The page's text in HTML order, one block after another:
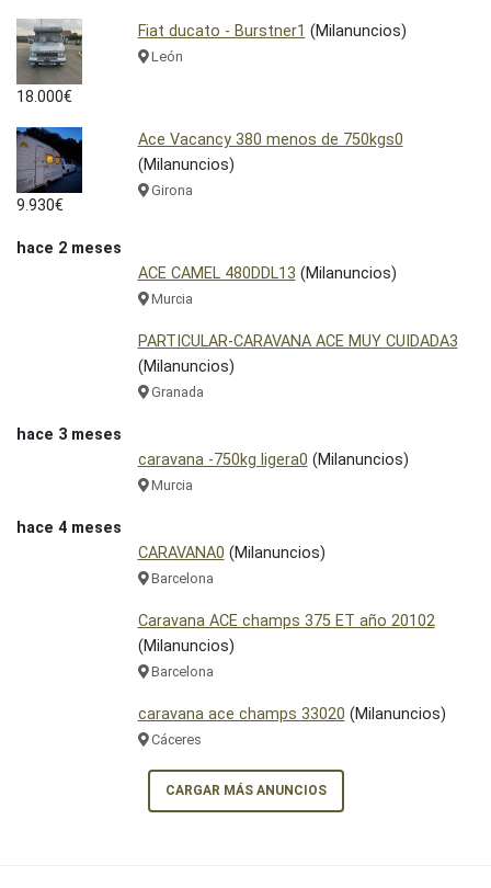
18.000€
Fiat ducato - Burstner1 (Milanuncios)
León
9.930€
Ace Vacancy 380 menos de 750kgs0
(Milanuncios)
Girona
hace 2 meses
ACE CAMEL 480DDL13 (Milanuncios)
Murcia
PARTICULAR-CARAVANA ACE MUY CUIDADA3
(Milanuncios)
Granada
hace 3 meses
caravana -750kg ligera0 (Milanuncios)
Murcia
hace 4 meses
CARAVANA0 (Milanuncios)
Barcelona
Caravana ACE champs 375 ET año 20102
(Milanuncios)
Barcelona
caravana ace champs 33020 (Milanuncios)
Cáceres
CARGAR MÁS ANUNCIOS